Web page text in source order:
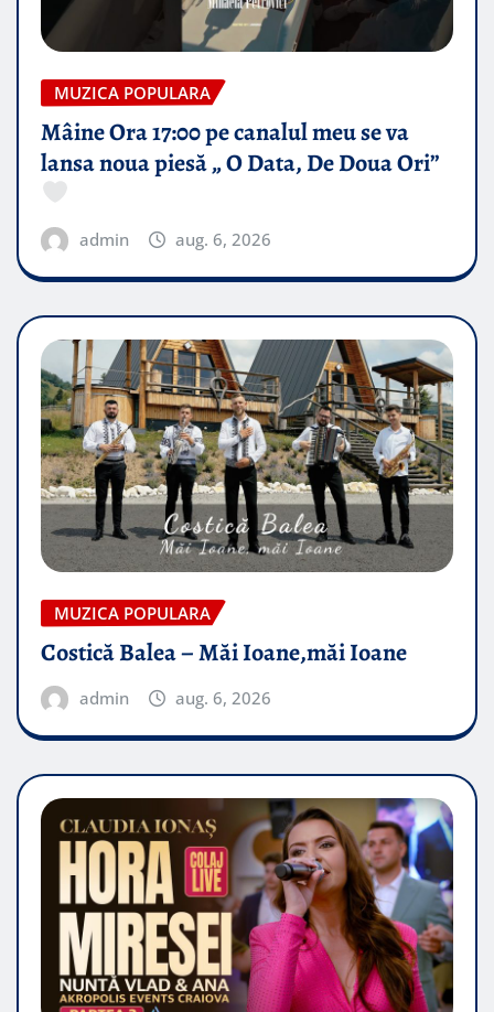
MUZICA POPULARA
Mâine Ora 17:00 pe canalul meu se va
lansa noua piesă „ O Data, De Doua Ori”
admin aug. 6, 2026
MUZICA POPULARA
Costică Balea – Măi Ioane,măi Ioane
admin aug. 6, 2026